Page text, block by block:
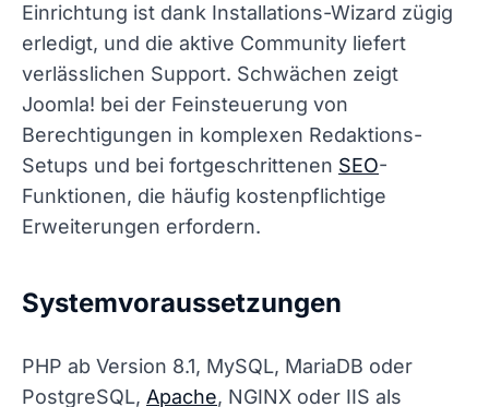
Einrichtung ist dank Installations-Wizard zügig
erledigt, und die aktive Community liefert
verlässlichen Support. Schwächen zeigt
Joomla! bei der Feinsteuerung von
Berechtigungen in komplexen Redaktions-
Setups und bei fortgeschrittenen SEO-
Funktionen, die häufig kostenpflichtige
Erweiterungen erfordern.
Systemvoraussetzungen
PHP ab Version 8.1, MySQL, MariaDB oder
PostgreSQL, Apache, NGINX oder IIS als